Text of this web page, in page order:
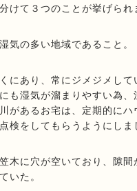
けて３つのことが挙げられ
気の多い地域であること。
にあり、常にジメジメして
も湿気が溜まりやすい為
があるお宅は、定期的にハ
検をしてもらうようにしま
木に穴が空いており、隙間
いた。